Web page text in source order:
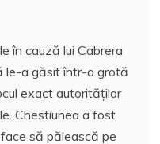
în cauză lui Cabrera
le-a găsit într-o grotă
exact autorităţilor
Chestiunea a fost
să pălească pe